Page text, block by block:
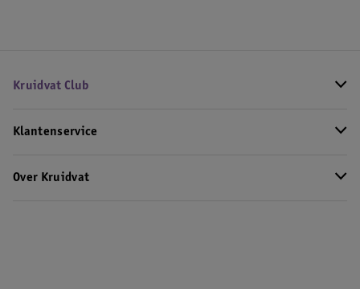
Kruidvat Club
Klantenservice
Over Kruidvat